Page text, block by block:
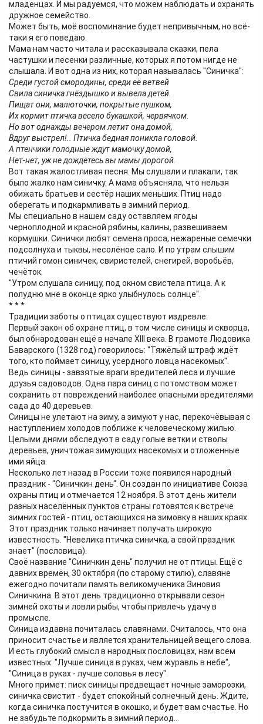
младенцах. И мы радуемся, что можем наблюдать и охранять
дружное семейство.
Может быть, моё воспоминание будет непривычным, но всё-
таки я его поведаю.
Мама нам часто читала и рассказывала сказки, пела
частушки и песенки различные, которых я потом нигде не
слышала. И вот одна из них, которая называлась "Синичка":
Среди густой смородины, среди её ветвей
Свила синичка гнёздышко и вывела детей.
Пищат они, малюточки, покрытые пушком,
Их кормит птичка весело букашкой, червячком.
Но вот однажды вечером летит она домой,
Вдруг выстрел!.. Птичка бедная поникла головой.
А птенчики голодные ждут мамочку домой,
Нет-нет, уж не дождётесь вы мамы дорогой.
Вот такая жалостливая песня. Мы слушали и плакали, так
было жалко нам синичку. А мама объясняла, что нельзя
обижать братьев и сестёр наших меньших. Птиц надо
оберегать и подкармливать в зимний период.
Мы специально в нашем саду оставляем ягоды
черноплодной и красной рябины, калины, развешиваем
кормушки. Синички любят семена проса, нежареные семечки
подсолнуха и тыквы, несолёное сало. И по утрам слышим
птичий гомон синичек, свиристелей, снегирей, воробьёв,
чечёток.
"Утром слушала синицу, под окном свистела птица. А к
полудню мне в оконце ярко улыбнулось солнце".
* * *
Традиции заботы о птицах существуют издревле.
Первый закон об охране птиц, в том числе синицы и скворца,
был обнародован ещё в начале XIII века. В грамоте Людовика
Баварского (1328 год) говорилось: "Тяжёлый штраф ждёт
того, кто поймает синицу, усердного ловца насекомых".
Ведь синицы - завзятые враги вредителей леса и лучшие
друзья садоводов. Одна пара синиц с потомством может
сохранить от повреждений наиболее опасными вредителями
сада до 40 деревьев.
Синицы не улетают на зиму, а зимуют у нас, перекочёвывая с
наступлением холодов поближе к человеческому жилью.
Целыми днями обследуют в саду голые ветки и стволы
деревьев, уничтожая зимующих насекомых и отложенные
ими яйца.
Несколько лет назад в России тоже появился народный
праздник - "Синичкин день". Он создан по инициативе Союза
охраны птиц и отмечается 12 ноября. В этот день жители
разных населённых пунктов страны готовятся к встрече
зимних гостей - птиц, остающихся на зимовку в наших краях.
Этот праздник только начинает получать широкую
известность. "Невелика птичка синичка, а свой праздник
знает" (пословица).
Своё название "Синичкин день" получил не от птицы. Ещё с
давних времён, 30 октября (по старому стилю), славяне
ежегодно почитали память великомученика Зиновия
Синичкина. В этот день традиционно открывали сезон
зимней охоты и ловли рыбы, чтобы привлечь удачу в
промысле.
Синица издавна почиталась славянами. Считалось, что она
приносит счастье и является хранительницей вещего слова.
И есть глубокий смысл в народных пословицах, нам всем
известных: "Лучше синица в руках, чем журавль в небе",
"Синица в руках - лучше соловья в лесу".
Много примет: писк синицы предвещает ночные заморозки,
синичка свистит - будет спокойный солнечный день. Ждите,
когда синичка постучится в окошко, и будет вам счастье. Но
не забудьте подкормить в зимний период...